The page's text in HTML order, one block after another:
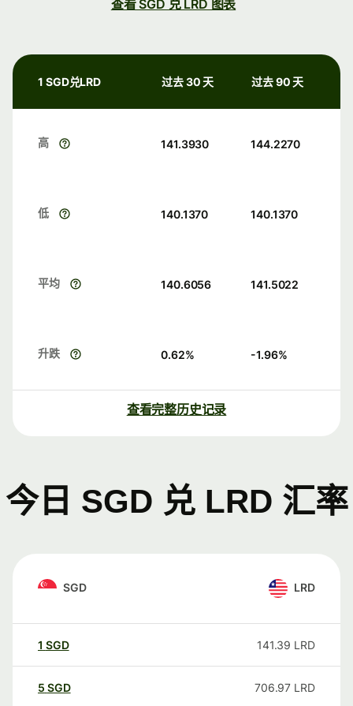
查看 SGD 兑 LRD 图表
1 SGD兑LRD 过去 30 天 过去 90 天
高 141.3930 144.2270
低 140.1370 140.1370
平均 140.6056 141.5022
升跌 0.62% -1.96%
查看完整历史记录
今日 SGD 兑 LRD 汇率
SGD LRD
1 SGD 141.39 LRD
5 SGD 706.97 LRD